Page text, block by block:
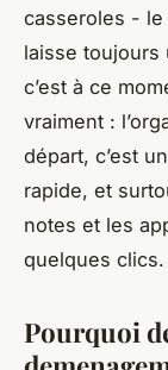
casseroles - le
laisse toujours
c’est à ce
vraiment :
départ, c’est un
rapide, et
notes et les
quelques clics.
Pourquoi